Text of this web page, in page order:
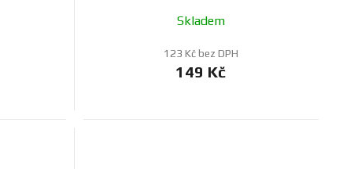
Skladem
123 Kč bez DPH
149 Kč